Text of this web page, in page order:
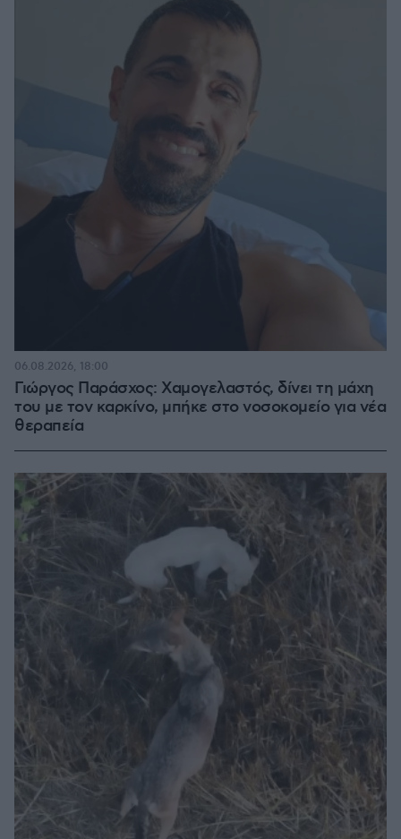
Γιώργος Παράσχος: Χαμογελαστός, δίνει τη μάχη
του με τον καρκίνο, μπήκε στο νοσοκομείο για νέα
θεραπεία
06.08.2026, 18:00